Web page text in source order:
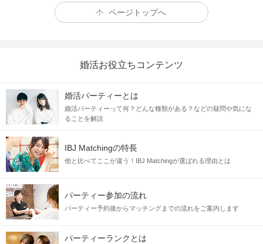
ページトップへ
婚活お役立ちコンテンツ
婚活パーティーとは
婚活パーティーって何？どんな種類がある？などの疑問や気にな
ることを解説
IBJ Matchingの特長
他と比べてここが違う！IBJ Matchingが選ばれる理由とは
パーティー参加の流れ
パーティー予約後からマッチングまでの流れをご案内します
パーティーランクとは